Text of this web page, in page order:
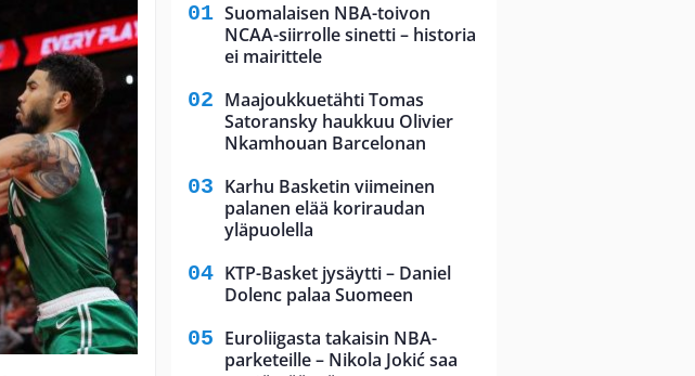
Suomalaisen NBA-toivon
NCAA-siirrolle sinetti – historia
ei mairittele
Maajoukkuetähti Tomas
Satoransky haukkuu Olivier
Nkamhouan Barcelonan
Karhu Basketin viimeinen
palanen elää koriraudan
yläpuolella
KTP-Basket jysäytti – Daniel
Dolenc palaa Suomeen
Euroliigasta takaisin NBA-
parketeille – Nikola Jokić saa